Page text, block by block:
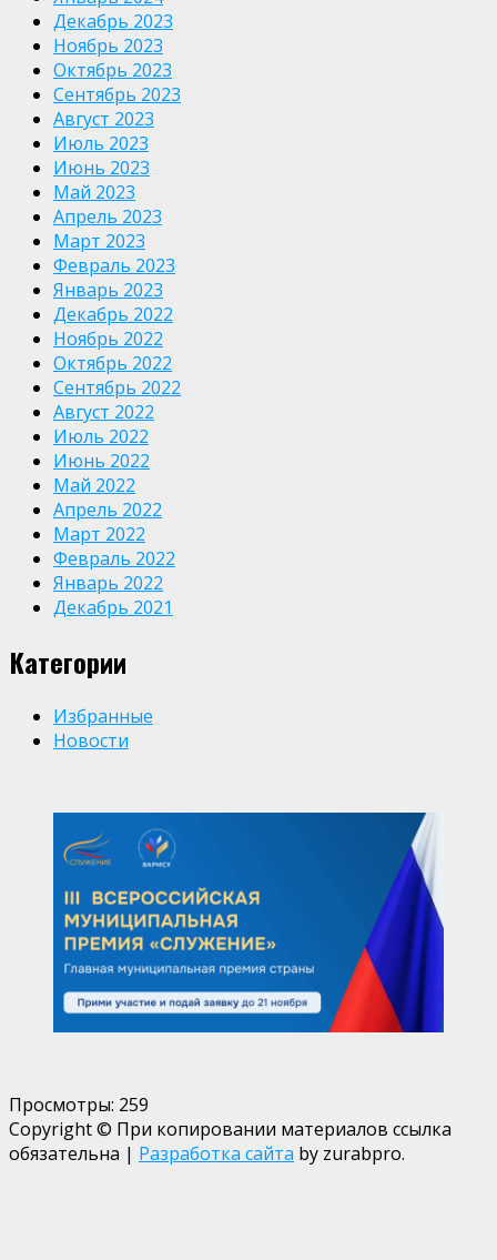
Декабрь 2023
Ноябрь 2023
Октябрь 2023
Сентябрь 2023
Август 2023
Июль 2023
Июнь 2023
Май 2023
Апрель 2023
Март 2023
Февраль 2023
Январь 2023
Декабрь 2022
Ноябрь 2022
Октябрь 2022
Сентябрь 2022
Август 2022
Июль 2022
Июнь 2022
Май 2022
Апрель 2022
Март 2022
Февраль 2022
Январь 2022
Декабрь 2021
Категории
Избранные
Новости
Просмотры: 259
Copyright © При копировании материалов ссылка
обязательна | Разработка сайта by zurabpro.